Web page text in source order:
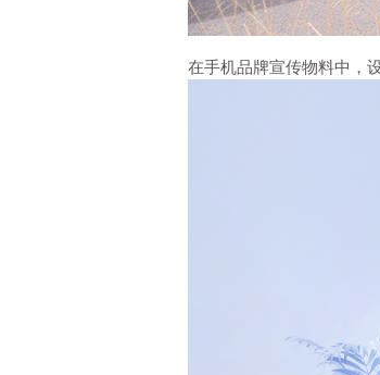
在手机品牌宣传物料中，